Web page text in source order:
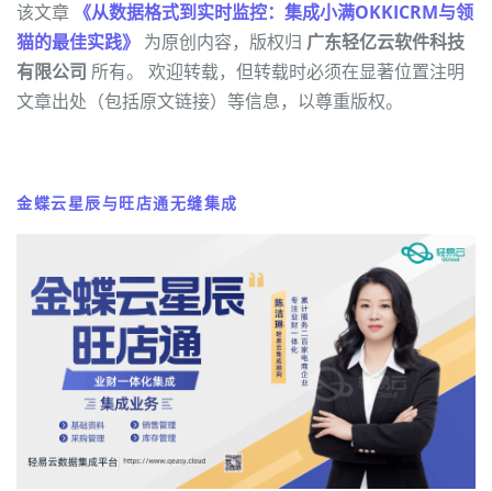
该文章 《从数据格式到实时监控：集成小满OKKICRM与领
猫的最佳实践》 为原创内容，版权归 广东轻亿云软件科技
有限公司 所有。 欢迎转载，但转载时必须在显著位置注明
文章出处（包括原文链接）等信息，以尊重版权。
金蝶云星辰与旺店通无缝集成